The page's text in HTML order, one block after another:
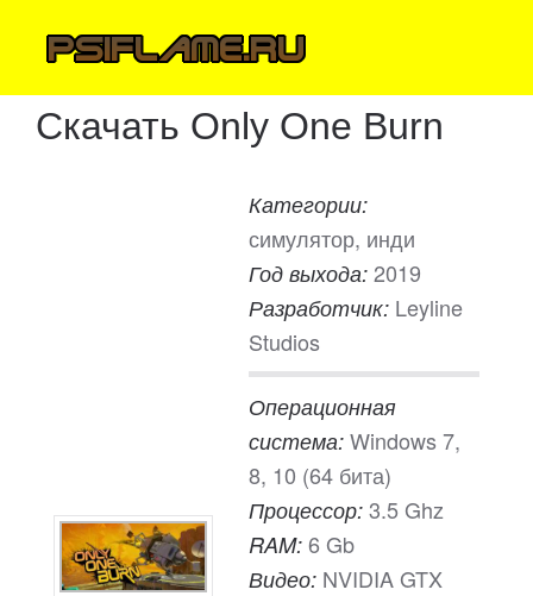
Скачать Only One Burn
Категории:
симулятор, инди
Год выхода: 2019
Разработчик: Leyline
Studios
Операционная
система: Windows 7,
8, 10 (64 бита)
Процессор: 3.5 Ghz
RAM: 6 Gb
Видео: NVIDIA GTX